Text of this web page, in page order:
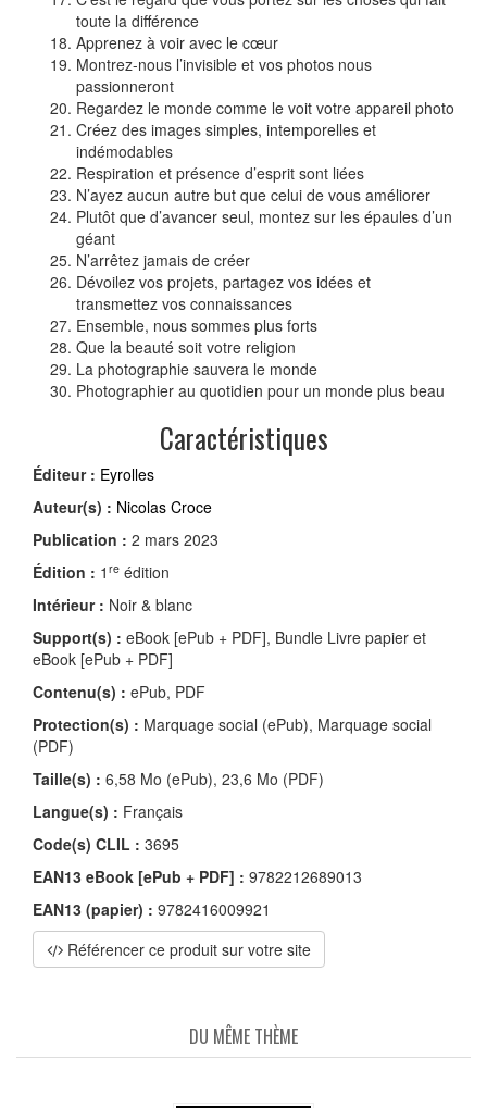
toute la différence
Apprenez à voir avec le cœur
Montrez-nous l’invisible et vos photos nous
passionneront
Regardez le monde comme le voit votre appareil photo
Créez des images simples, intemporelles et
indémodables
Respiration et présence d’esprit sont liées
N’ayez aucun autre but que celui de vous améliorer
Plutôt que d’avancer seul, montez sur les épaules d’un
géant
N’arrêtez jamais de créer
Dévoilez vos projets, partagez vos idées et
transmettez vos connaissances
Ensemble, nous sommes plus forts
Que la beauté soit votre religion
La photographie sauvera le monde
Photographier au quotidien pour un monde plus beau
Caractéristiques
Éditeur : Eyrolles
Auteur(s) : Nicolas Croce
Publication : 2 mars 2023
Édition : 1 re édition
Intérieur : Noir & blanc
Support(s) : eBook [ePub + PDF], Bundle Livre papier et
eBook [ePub + PDF]
Contenu(s) : ePub, PDF
Protection(s) : Marquage social (ePub), Marquage social
(PDF)
Taille(s) : 6,58 Mo (ePub), 23,6 Mo (PDF)
Langue(s) : Français
Code(s) CLIL : 3695
EAN13 eBook [ePub + PDF] : 9782212689013
EAN13 (papier) : 9782416009921
Référencer ce produit sur votre site
DU MÊME THÈME